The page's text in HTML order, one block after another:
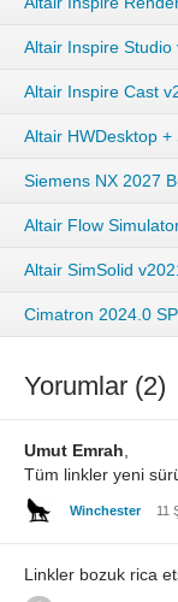
Altair Inspire
Altair Inspire Cast
Altair HWDesktop
Siemens NX 2027
Altair Flow
Altair SimSolid
Cimatron 2024.0
Yorumlar (2)
Umut Emrah
Tüm linkler yeni
Winchester 11
Linkler bozuk rica